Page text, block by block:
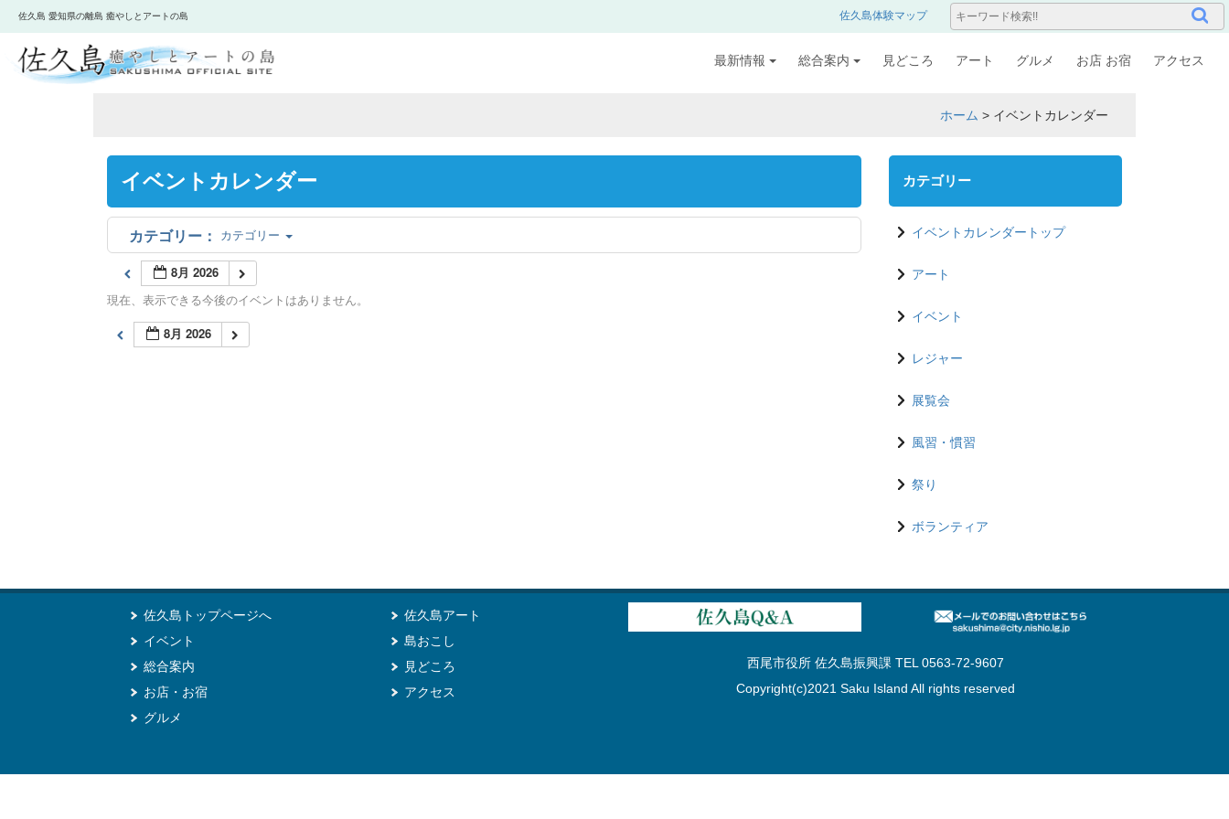
佐久島 愛知県の離島 癒やしとアートの島 佐久島体験マップ
最新情報 総合案内 見どころ アート グルメ お店 お宿 アクセス
ホーム > イベントカレンダー
イベントカレンダー
カテゴリー
8月 2026
現在、表示できる今後のイベントはありません。
8月 2026
カテゴリー
イベントカレンダートップ
アート
イベント
レジャー
展覧会
風習・慣習
祭り
ボランティア
佐久島トップページへ
イベント
総合案内
お店・お宿
グルメ
佐久島アート
島おこし
見どころ
アクセス
西尾市役所 佐久島振興課 TEL 0563-72-9607
Copyright(c)2021 Saku Island All rights reserved